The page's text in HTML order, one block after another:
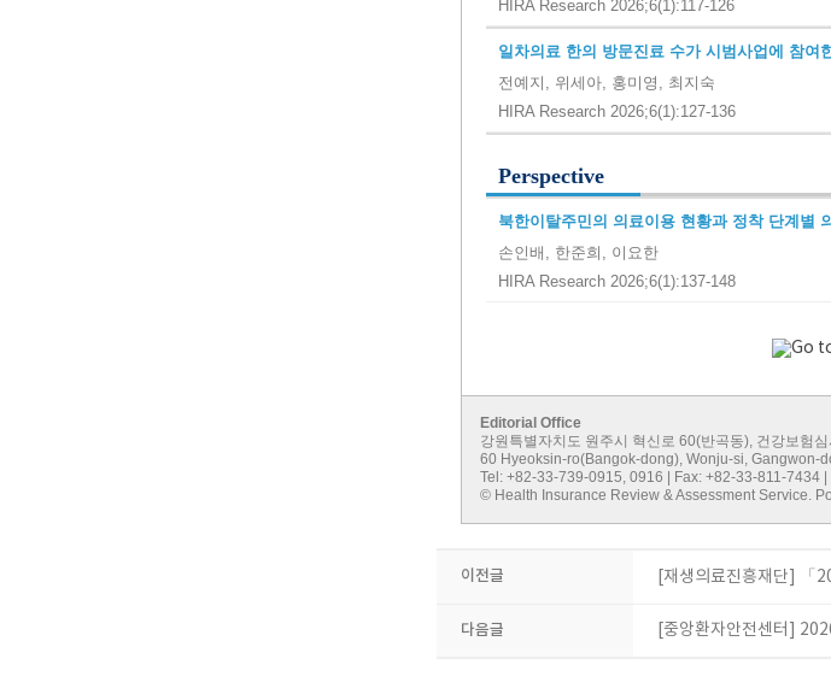
HIRA Research 2026;6(1):117-126
일차의료 한의 방문진료 수가 시범사업에 참
전예지, 위세아, 홍미영, 최지숙
HIRA Research 2026;6(1):127-136
Perspective
북한이탈주민의 의료이용 현황과 정착 단계별
손인배, 한준희, 이요한
HIRA Research 2026;6(1):137-148
Editorial Office
강원특별자치도 원주시 혁신로 60(반곡동), 건강보험
60 Hyeoksin-ro(Bangok-dong), Wonju-si, Gangwon-
Tel: +82-33-739-0915, 0916 | Fax: +82-33-811-7434 |
© Health Insurance Review & Assessment Service.
이전글 [재생의료진흥재단] 「
다음글 [중앙환자안전센터]